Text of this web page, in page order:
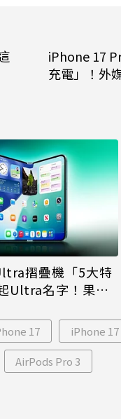
iPhone 17
充電」！外
摺疊機「5大特
Ultra名字！果粉
17 iPhone
AirPods Pro 3